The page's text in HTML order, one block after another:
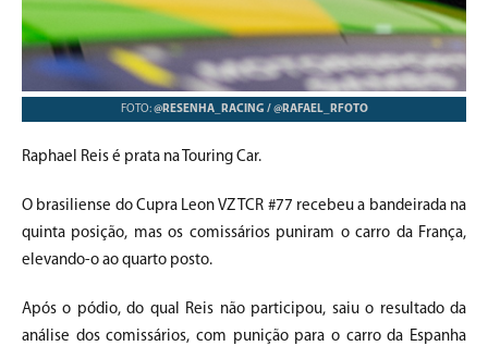
FOTO:@RESENHA_RACING / @RAFAEL_RFOTO
Raphael Reis é prata na Touring Car.
O brasiliense do Cupra Leon VZ TCR #77 recebeu a bandeirada na
quinta posição, mas os comissários puniram o carro da França,
elevando-o ao quarto posto.
Após o pódio, do qual Reis não participou, saiu o resultado da
análise dos comissários, com punição para o carro da Espanha